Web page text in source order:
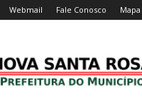
Webmail Fale Conosco